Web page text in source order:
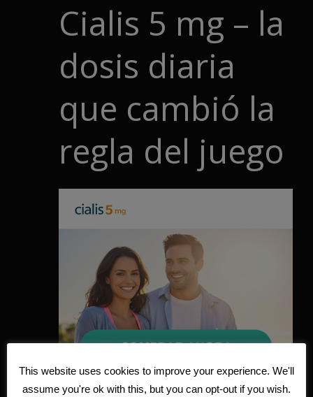
Cialis 5 mg – la
dosis diaria
que cambió la
regla del juego
This website uses cookies to improve your experience. We'll
assume you're ok with this, but you can opt-out if you wish.